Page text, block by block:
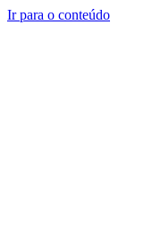
Ir para o conteúdo